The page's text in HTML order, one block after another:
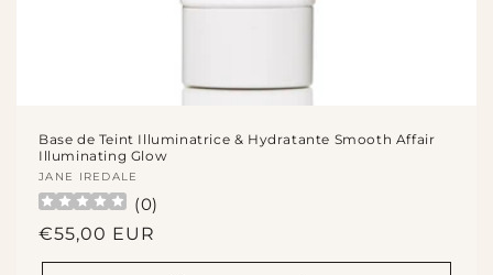
Base de Teint Illuminatrice & Hydratante Smooth Affair
Illuminating Glow
Fournisseur :
JANE IREDALE
(0)
Prix
habituel
€55,00 EUR